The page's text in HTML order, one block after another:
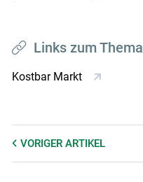
Links zum Thema
Kostbar Markt
VORIGER ARTIKEL